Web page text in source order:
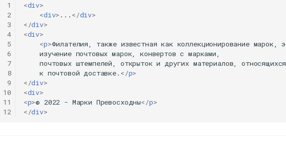
1
2
3
4
5
6
7
8
9
10
11
12
<div>
<div> ... </div>
</div>
<div>
<p>Филателия, также известная как коллекционирование марок,
    изучение почтовых марок, конвертов с марками,
    почтовых штемпелей, открыток и других материалов, относящихся
    к почтовой доставке.
</p>
</div>
<div>
<p>© 2022 - Марки Превосходны</p>
</div>